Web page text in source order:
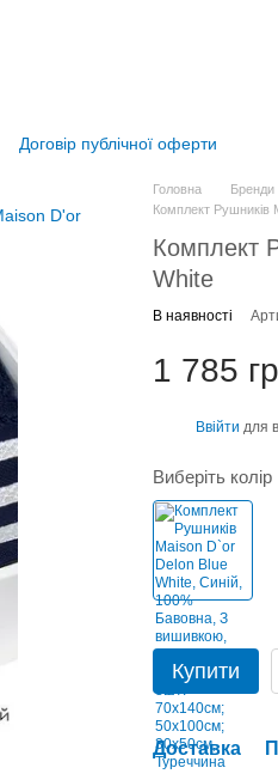
Договір публічної оферти
Головна Бренди
Комплект Рушників
Комплект
White
В наявності
1 785
Ввійти для
Виберіть колір
Купити
Доставка